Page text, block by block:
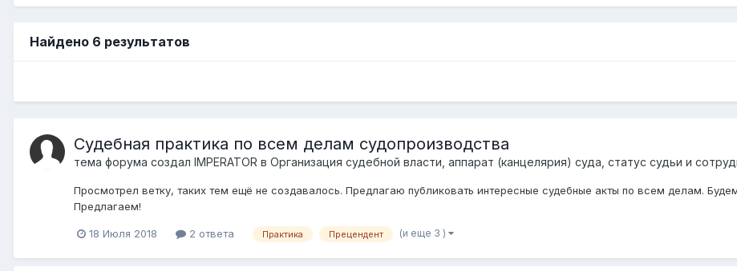
Найдено 6 результатов
Судебная практика по всем делам судопроизводства
тема форума создал IMPERATOR в Организация судебной власти, аппарат (канцелярия) суда, статус судьи и
Просмотрел ветку, таких тем ещё не создавалось. Предлагаю публиковать интересные судебные акты по всем делам.
Предлагаем!
18 Июля 2018 2 ответа Практика Прецендент (и еще 3 )